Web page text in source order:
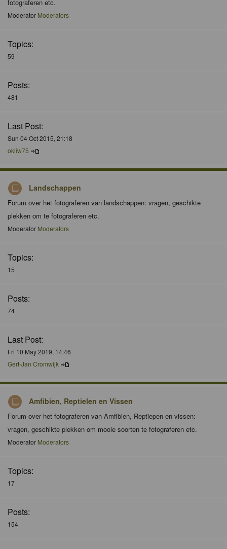
fotograferen etc.
Moderator Moderators
Topics:
59
Posts:
481
Last Post:
Sun 04 Oct 2015, 21:18
okliw75
Landschappen
Forum over het fotograferen van landschappen: vragen, geschikte
plekken om te fotograferen etc.
Moderator Moderators
Topics:
15
Posts:
74
Last Post:
Fri 10 May 2019, 14:46
Gert-Jan Cromwijk
Amfibien, Reptielen en Vissen
Forum over het fotograferen van Amfibien, Reptiepen en vissen:
vragen, geschikte plekken om mooie soorten te fotograferen etc.
Moderator Moderators
Topics:
17
Posts:
154